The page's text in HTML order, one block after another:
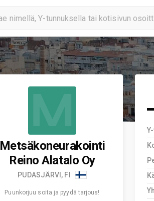
M
Metsäkoneurakointi
Reino Alatalo Oy
PUDASJÄRVI, FI
Puunkorjuu soita ja pyydä tarjous!